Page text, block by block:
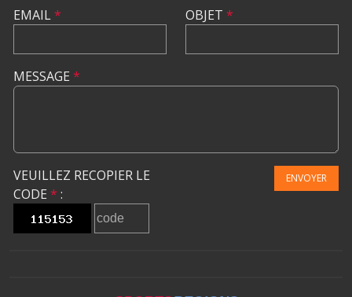
EMAIL* OBJET *
MESSAGE *
VEUILLEZ RECOPIER LE
CODE * :
ENVOYER